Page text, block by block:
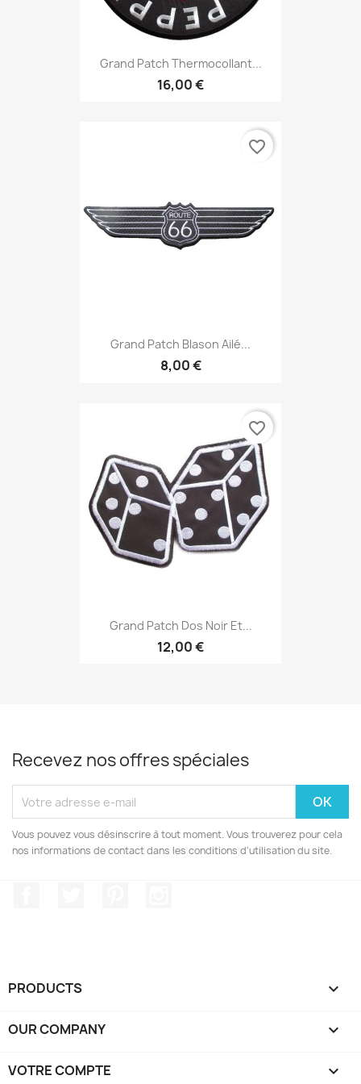
Grand Patch Thermocollant...
16,00 €
Grand Patch Blason Ailé...
8,00 €
favorite_border
Grand Patch Dos Noir Et...
12,00 €
favorite_border
Recevez nos offres spéciales
Vous pouvez vous désinscrire à tout moment. Vous trouverez pour cela
nos informations de contact dans les conditions d'utilisation du site.
PRODUCTS 
OUR COMPANY 
VOTRE COMPTE 